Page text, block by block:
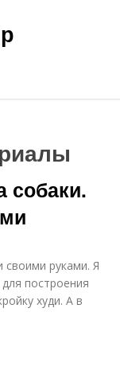
собаки.
своими руками. Я
построения
худи. А в